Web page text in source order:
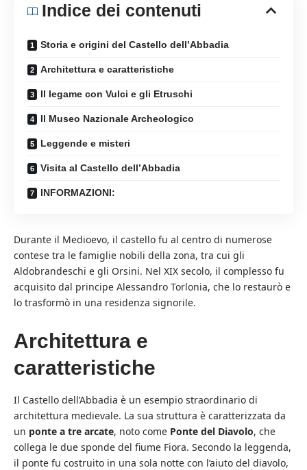
Indice dei contenuti
Storia e origini del Castello dell’Abbadia
Architettura e caratteristiche
Il legame con Vulci e gli Etruschi
Il Museo Nazionale Archeologico
Leggende e misteri
Visita al Castello dell’Abbadia
INFORMAZIONI:
Durante il Medioevo, il castello fu al centro di numerose
contese tra le famiglie nobili della zona, tra cui gli
Aldobrandeschi e gli Orsini. Nel XIX secolo, il complesso fu
acquisito dal principe Alessandro Torlonia, che lo restaurò e
lo trasformò in una residenza signorile.
Architettura e
caratteristiche
Il Castello dell’Abbadia è un esempio straordinario di
architettura medievale. La sua struttura è caratterizzata da
un ponte a tre arcate, noto come Ponte del Diavolo, che
collega le due sponde del fiume Fiora. Secondo la leggenda,
il ponte fu costruito in una sola notte con l’aiuto del diavolo,